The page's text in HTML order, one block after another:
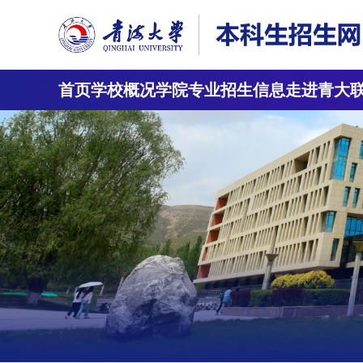
首页学校概况学院专业招生信息走进青大